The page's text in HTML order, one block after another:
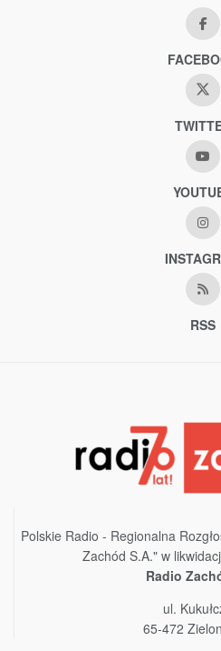
RSS
Polskie Radio - Regionalna
Zachód S.A." w
Radio
ul.
65-472